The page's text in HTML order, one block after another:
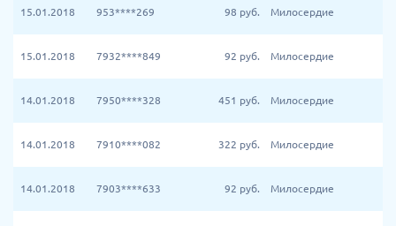
15.01.2018 953****269 98 руб. Милосердие
15.01.2018 7932****849 92 руб. Милосердие
14.01.2018 7950****328 451 руб. Милосердие
14.01.2018 7910****082 322 руб. Милосердие
14.01.2018 7903****633 92 руб. Милосердие